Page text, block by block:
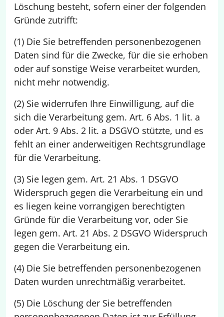
Löschung besteht, sofern einer der folgenden
Gründe zutrifft:
(1) Die Sie betreffenden personenbezogenen
Daten sind für die Zwecke, für die sie erhoben
oder auf sonstige Weise verarbeitet wurden,
nicht mehr notwendig.
(2) Sie widerrufen Ihre Einwilligung, auf die
sich die Verarbeitung gem. Art. 6 Abs. 1 lit. a
oder Art. 9 Abs. 2 lit. a DSGVO stützte, und es
fehlt an einer anderweitigen Rechtsgrundlage
für die Verarbeitung.
(3) Sie legen gem. Art. 21 Abs. 1 DSGVO
Widerspruch gegen die Verarbeitung ein und
es liegen keine vorrangigen berechtigten
Gründe für die Verarbeitung vor, oder Sie
legen gem. Art. 21 Abs. 2 DSGVO Widerspruch
gegen die Verarbeitung ein.
(4) Die Sie betreffenden personenbezogenen
Daten wurden unrechtmäßig verarbeitet.
(5) Die Löschung der Sie betreffenden